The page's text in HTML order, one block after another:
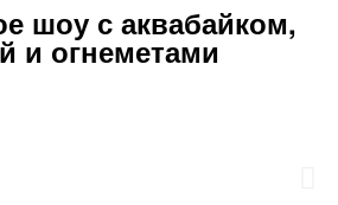
шоу с аквабайком,
и огнеметами